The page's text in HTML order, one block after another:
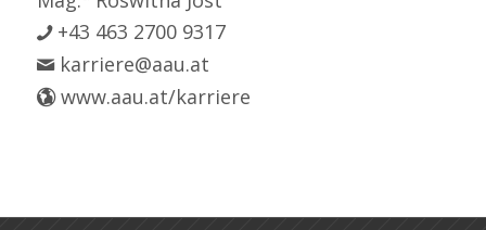
+43 463 2700 9317
karriere@aau.at
www.aau.at/karriere